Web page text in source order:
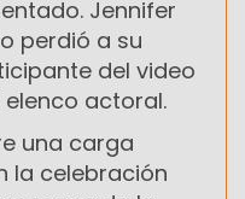
Jennifer
perdió a su
del video
actoral.
una carga
la celebración